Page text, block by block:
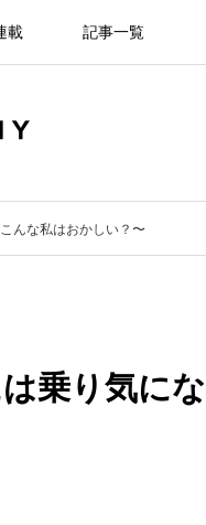
載 記事一覧
んな私はおかしい？〜
乗り気にな